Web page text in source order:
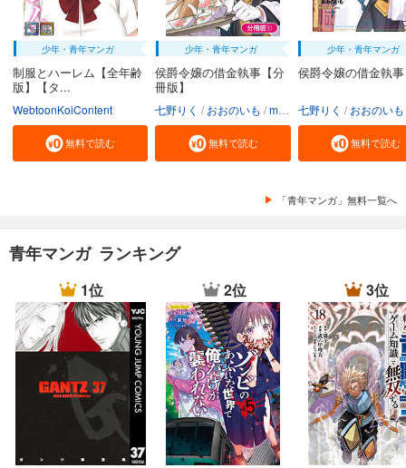
少年・青年マンガ
制服とハーレム【全年齢
版】【タ...
WebtoonKoiContent
無料で読む
少年・青年マンガ
侯爵令嬢の借金執事【分
冊版】
七野りく おおのいも mmu
無料で読む
少年・青年マンガ
侯爵令嬢の借金執事
七野りく おおのいも
無料で読む
「青年マンガ」無料一覧へ
青年マンガ ランキング
1位 2位 3位